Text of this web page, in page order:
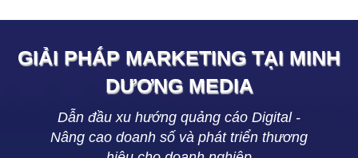
GIẢI PHÁP MARKETING TẠI MINH
DƯƠNGMEDIA
Dẫn đầu xu hướng quảng cáo Digital -
Nâng cao doanh số và phát triển thương